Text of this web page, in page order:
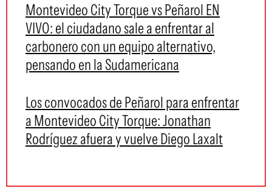
Montevideo City Torque vs Peñarol EN
VIVO: el ciudadano sale a enfrentar al
carbonero con un equipo alternativo,
pensando en la Sudamericana
Los convocados de Peñarol para enfrentar
a Montevideo City Torque: Jonathan
Rodríguez afuera y vuelve Diego Laxalt